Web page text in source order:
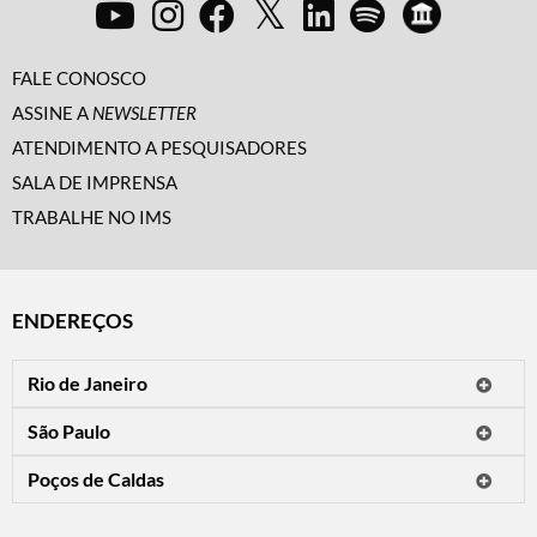
FALE CONOSCO
ASSINE A NEWSLETTER
ATENDIMENTO A PESQUISADORES
SALA DE IMPRENSA
TRABALHE NO IMS
ENDEREÇOS
Rio de Janeiro
Horário de visitação: a programação do IMS no Rio de Janeiro será
apresentada em instituições culturais parceiras.
São Paulo
CEP 01310-300 - São Paulo/SP
Poços de Caldas